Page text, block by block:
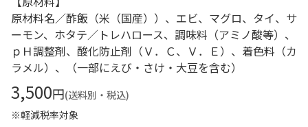
原材料名／酢飯（米（国産））、エビ、マグロ、タイ、サ
ーモン、ホタテ／トレハロース、調味料（アミノ酸等）、
ｐＨ調整剤、酸化防止剤（Ｖ．Ｃ、Ｖ．Ｅ）、着色料（カ
ラメル）、（一部にえび・さけ・大豆を含む）
3,500円(送料別・税込)
※軽減税率対象